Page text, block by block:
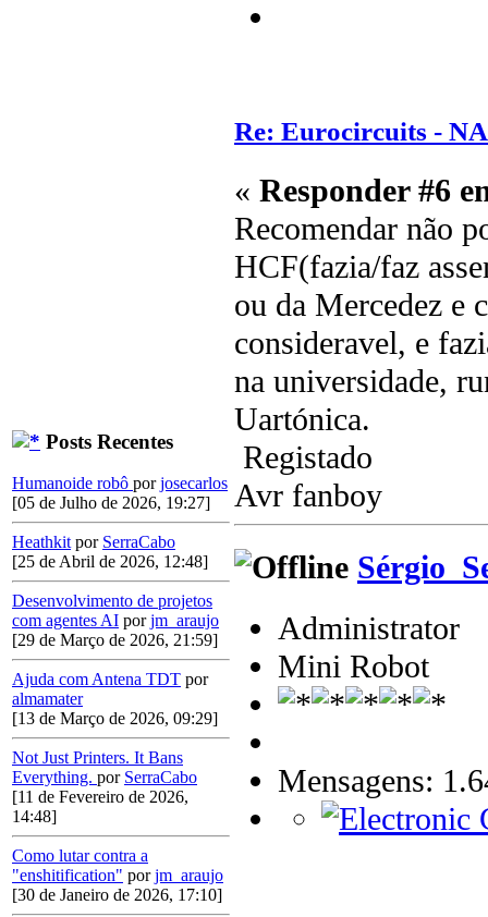
Posts Recentes
Humanoide robô porjosecarlos
[05 de Julho de 2026, 19:27]
Heathkit por SerraCabo
[25 de Abril de 2026, 12:48]
Desenvolvimento de projetos
com agentes AI porjm_araujo
[29 de Março de 2026, 21:59]
Ajuda com Antena TDT por
almamater
[13 de Março de 2026, 09:29]
Not Just Printers. It Bans
Everything. por SerraCabo
[11 de Fevereiro de 2026,
14:48]
Como lutar contra a
"enshitification" porjm_araujo
[30 de Janeiro de 2026, 17:10]
Re: Eurocircuits -
« Responder #6
Recomendar não
HCF(fazia/faz
ou da Mercedez e
consideravel, e
na universidade,
Uartónica.
Registado
Avr fanboy
Administrator
Mini Robot
Mensagens: